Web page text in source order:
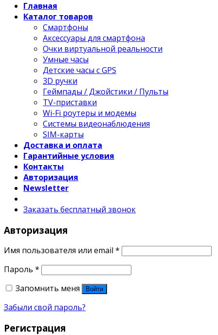
Главная
Каталог товаров
Смартфоны
Аксессуары для смартфона
Очки виртуальной реальности
Умные часы
Детские часы с GPS
3D ручки
Геймпады / Джойстики / Пульты
TV-приставки
Wi-Fi роутеры и модемы
Системы видеонаблюдения
SIM-карты
Доставка и оплата
Гарантийные условия
Контакты
Авторизация
Newsletter
Заказать бесплатный звонок
Авторизация
Имя пользователя или email *
Пароль *
Запомнить меня
Войти
Забыли свой пароль?
Регистрация